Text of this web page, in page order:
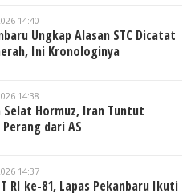
14:40
Ungkap Alasan STC Dicatat
Ini Kronologinya
14:38
Selat Hormuz, Iran Tuntut
dari AS
14:37
RI ke-81, Lapas Pekanbaru Ikuti